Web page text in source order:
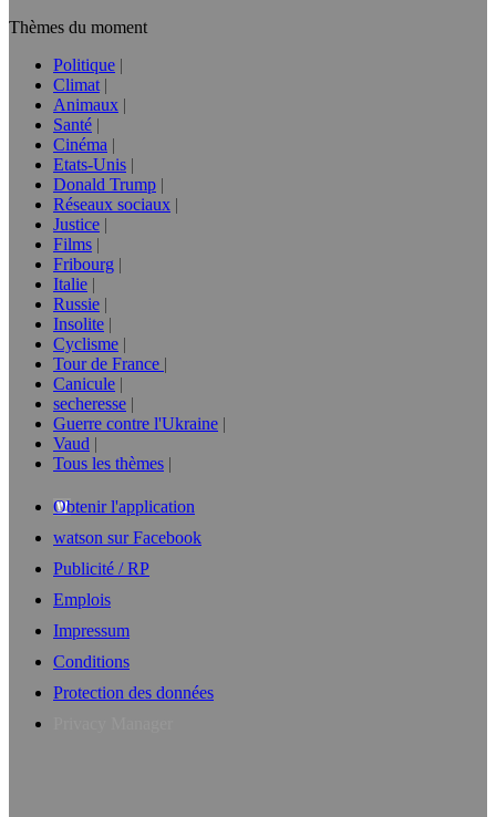
Thèmes du moment
Politique
Climat
Animaux
Santé
Cinéma
Etats-Unis
Donald Trump
Réseaux sociaux
Justice
Films
Fribourg
Italie
Russie
Insolite
Cyclisme
Tour de France
Canicule
secheresse
Guerre contre l'Ukraine
Vaud
Tous les thèmes
Obtenir l'application
watson sur Facebook
Publicité / RP
Emplois
Impressum
Conditions
Protection des données